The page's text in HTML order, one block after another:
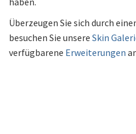
Überzeugen Sie sich durch
besuchen Sie unsere Skin
verfügbarene Erweiterungen